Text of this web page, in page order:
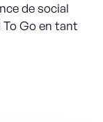
de social
To Go en tant